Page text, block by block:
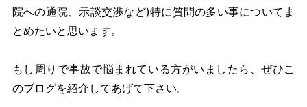
院への通院、示談交渉など)特に質問の多い事についてま
とめたいと思います。
もし周りで事故で悩まれている方がいましたら、ぜひこ
のブログを紹介してあげて下さい。